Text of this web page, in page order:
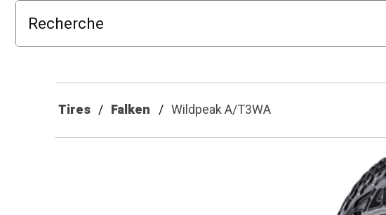
Recherche
Tires Falken Wildpeak A/T3WA